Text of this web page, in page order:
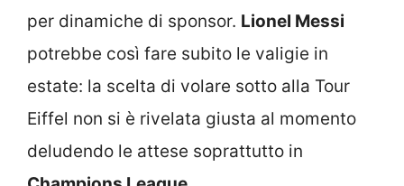
per dinamiche di sponsor. Lionel Messi
potrebbe così fare subito le valigie in
estate: la scelta di volare sotto alla Tour
Eiffel non si è rivelata giusta al momento
deludendo le attese soprattutto in